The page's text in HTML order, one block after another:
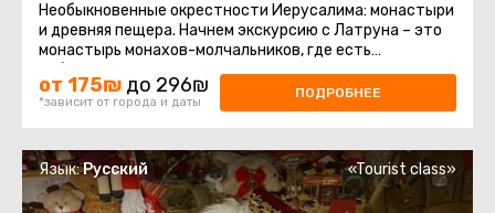
Необыкновенные окрестности Иерусалима: монастыри
и древняя пещера. Начнем экскурсию с Латруна – это
монастырь монахов-молчальников, где есть
собственная винодельня ...
от 175₪ до 296₪
*зависит от города и даты
ПОДРОБНЕЕ
Язык:Русский «Tourist class»